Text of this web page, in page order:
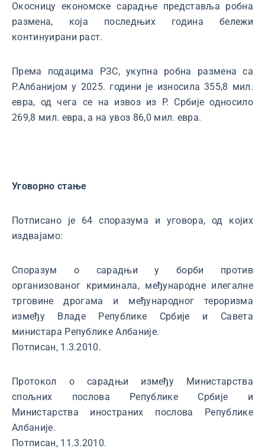
Окосницу економске сарадње представља робна
размена, која последњих година бележи
континуирани раст.
Према подацима РЗС, укупна робна размена са
Р.Албанијом у 2025. години је износила 355,8 мил.
евра, од чега се на извоз из Р. Србије односило
269,8 мил. евра, а на увоз 86,0 мил. евра.
Уговорно стање
Потписано је 64 споразума и уговора, од којих
издвајамо:
Споразум о сарадњи у борби против
организованог криминала, међународне илегалне
трговине дрогама и међународног тероризма
између Владе Републике Србије и Савета
министара Републике Албаније.
Потписан, 1.3.2010.
Протокол о сарадњи између Министарства
спољних послова Републике Србије и
Министарства иностраних послова Републике
Албаније.
Потписан, 11.3.2010.